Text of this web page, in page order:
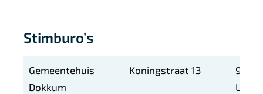
n
e
c
Stimburo’s
Gemeentehuis
Dokkum
Koningstraat 13
9101
LP